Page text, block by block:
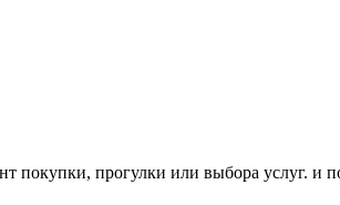
покупки, прогулки или выбора услуг. и